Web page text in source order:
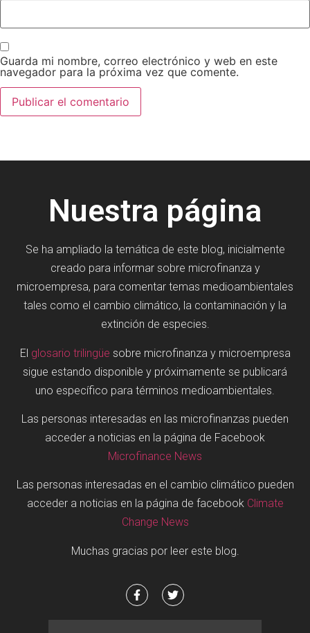
Guarda mi nombre, correo electrónico y web en este
navegador para la próxima vez que comente.
Nuestra página
Se ha ampliado la temática de este blog, inicialmente
creado para informar sobre microfinanza y
microempresa, para comentar temas medioambientales
tales como el cambio climático, la contaminación y la
extinción de especies.
El glosario trilingüe sobre microfinanza y microempresa
sigue estando disponible y próximamente se publicará
uno específico para términos medioambientales.
Las personas interesadas en las microfinanzas pueden
acceder a noticias en la página de Facebook
Microfinance News
Las personas interesadas en el cambio climático pueden
acceder a noticias en la página de facebook Climate
Change News
Muchas gracias por leer este blog.